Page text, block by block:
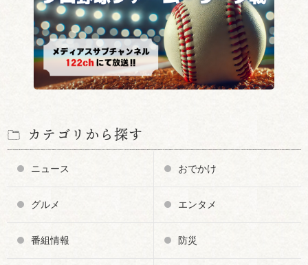
カテゴリから探す
ニュース おでかけ
グルメ エンタメ
番組情報 防災